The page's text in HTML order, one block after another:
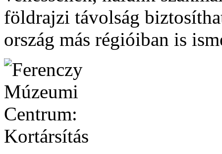
földrajzi távolság
ország más régióiban is